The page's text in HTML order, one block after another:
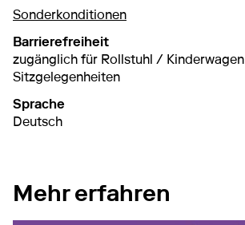
Sonderkonditionen
Barrierefreiheit
zugänglich für Rollstuhl / Kinderwagen
Sitzgelegenheiten
Sprache
Deutsch
Mehr erfahren